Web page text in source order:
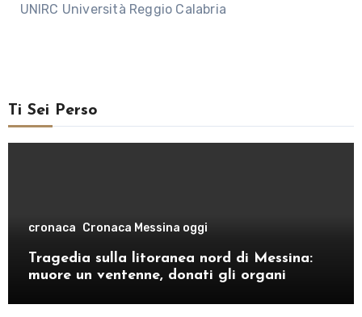
UNIRC Università Reggio Calabria
Ti Sei Perso
cronaca Cronaca Messina oggi
Tragedia sulla litoranea nord di Messina:
muore un ventenne, donati gli organi